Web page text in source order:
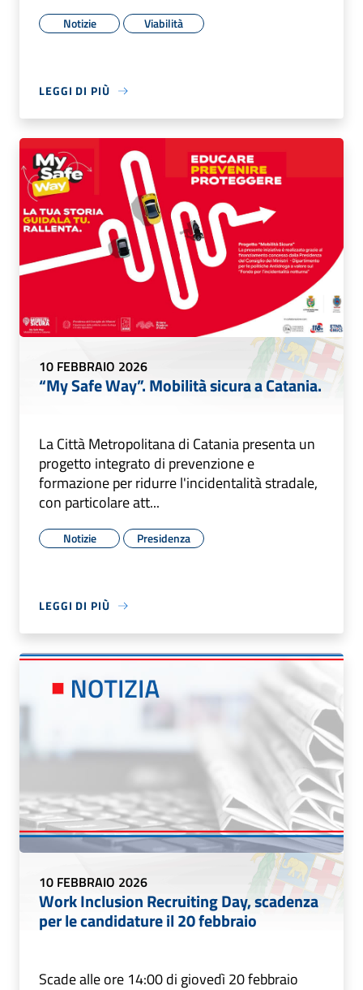
Notizie Viabilità
LEGGI DI PIÙ
10 FEBBRAIO 2026
“My Safe Way”. Mobilità sicura a Catania.
La Città Metropolitana di Catania presenta un
progetto integrato di prevenzione e
formazione per ridurre l'incidentalità stradale,
con particolare att...
Notizie Presidenza
LEGGI DI PIÙ
10 FEBBRAIO 2026
Work Inclusion Recruiting Day, scadenza
per le candidature il 20 febbraio
Scade alle ore 14:00 di giovedì 20 febbraio